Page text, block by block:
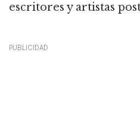
escritores y artistas
PUBLICIDAD